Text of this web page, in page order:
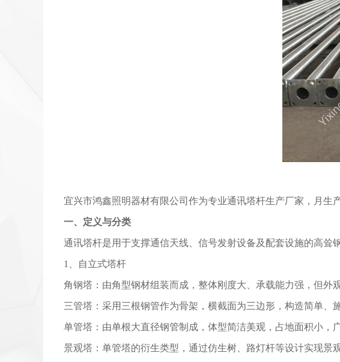
宜兴市鸿鑫照明器材有限公司作为专业通讯塔杆生产厂家，月生
一、定义与分类
通讯塔杆是用于支撑通信天线、信号发射设备及配套设施的高耸
1、自立式塔杆
角钢塔：由角型钢材组装而成，整体刚度大、承载能力强，但外
三管塔：采用三根钢管作为骨架，横截面为三边形，构造简单、
单管塔：由单根大直径钢管制成，体型简洁美观，占地面积小，
景观塔：单管塔的衍生类型，通过仿生树、路灯杆等设计实现景